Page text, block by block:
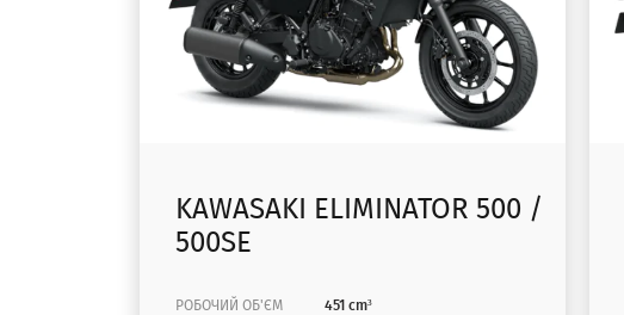
KAWASAKI ELIMINATOR 500 /
500SE
РОБОЧИЙ ОБ'ЄМ
451 cm³